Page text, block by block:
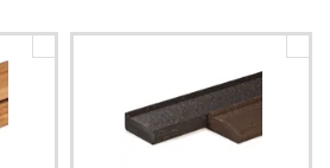
tegen regenwater, vocht en
aanzienlijk.